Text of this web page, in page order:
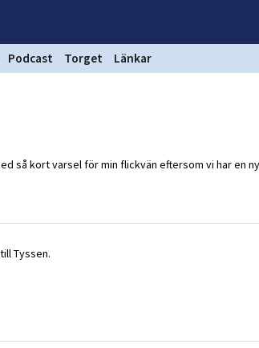
Podcast Torget Länkar
så kort varsel för min flickvän eftersom vi har en
Tyssen.